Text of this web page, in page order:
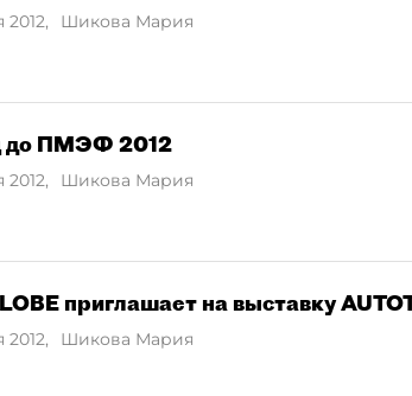
2012, Шикова Мария
до ПМЭФ 2012
2012, Шикова Мария
приглашает на выставку
2012, Шикова Мария